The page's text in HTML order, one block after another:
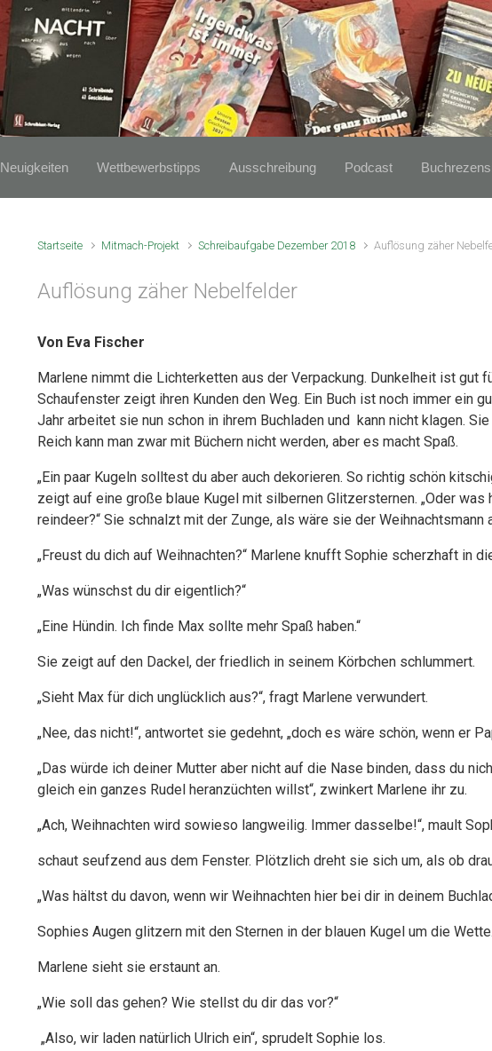
Neuigkeiten Wettbewerbstipps Ausschreibung Podcast
Startseite Mitmach-Projekt Schreibaufgabe Dezember 2018 Auflösung zäher
Auflösung zäher Nebelfelder
Von Eva Fischer
Marlene nimmt die Lichterketten aus der Verpackung. Dunkelheit ist gut
Schaufenster zeigt ihren Kunden den Weg. Ein Buch ist noch immer ein
Jahr arbeitet sie nun schon in ihrem Buchladen und kann nicht klagen.
Reich kann man zwar mit Büchern nicht werden, aber es macht Spaß.
„Ein paar Kugeln solltest du aber auch dekorieren. So richtig schön
zeigt auf eine große blaue Kugel mit silbernen Glitzersternen. „Oder
reindeer?“ Sie schnalzt mit der Zunge, als wäre sie der Weihnachtsmann
„Freust du dich auf Weihnachten?“ Marlene knufft Sophie scherzhaft in
„Was wünschst du dir eigentlich?“
„Eine Hündin. Ich finde Max sollte mehr Spaß haben.“
Sie zeigt auf den Dackel, der friedlich in seinem Körbchen schlummert.
„Sieht Max für dich unglücklich aus?“, fragt Marlene verwundert.
„Nee, das nicht!“, antwortet sie gedehnt, „doch es wäre schön, wenn er
„Das würde ich deiner Mutter aber nicht auf die Nase binden, dass du
gleich ein ganzes Rudel heranzüchten willst“, zwinkert Marlene ihr zu.
„Ach, Weihnachten wird sowieso langweilig. Immer dasselbe!“, mault
schaut seufzend aus dem Fenster. Plötzlich dreht sie sich um, als ob
„Was hältst du davon, wenn wir Weihnachten hier bei dir in deinem
Sophies Augen glitzern mit den Sternen in der blauen Kugel um die Wette.
Marlene sieht sie erstaunt an.
„Wie soll das gehen? Wie stellst du dir das vor?“
„Also, wir laden natürlich Ulrich ein“, sprudelt Sophie los.